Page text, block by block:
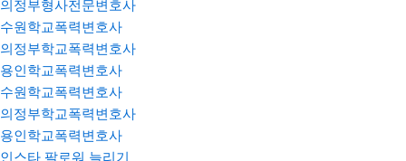
의정부형사전문변호사
수원학교폭력변호사
의정부학교폭력변호사
용인학교폭력변호사
수원학교폭력변호사
의정부학교폭력변호사
용인학교폭력변호사
인스타 팔로워 늘리기